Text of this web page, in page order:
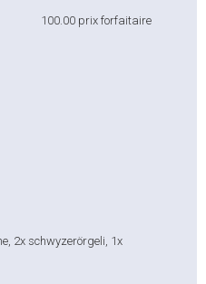
100.00 prix forfaitaire
2x schwyzerörgeli, 1x